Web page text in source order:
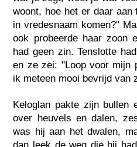
woont, hoe het er daar
in vredesnaam komen?"
ook probeerde haar zoon
had geen zin. Tenslotte
en ze zei: "Loop voor mijn
ik meteen mooi bevrijd van
Keloglan pakte zijn
over heuvels en dalen,
was hij aan het dwalen,